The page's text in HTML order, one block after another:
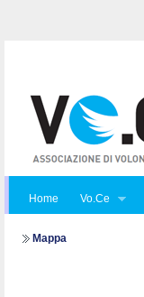
Home Vo.Ce
Mappa